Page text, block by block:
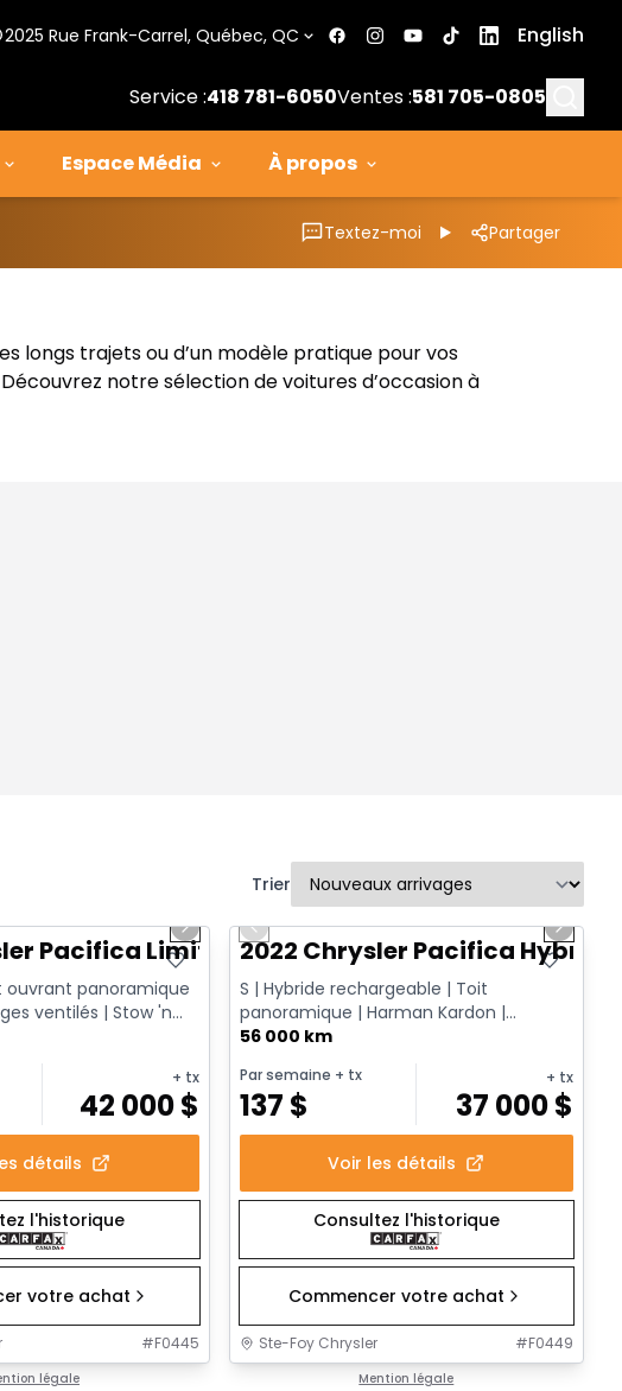
2025 Rue Frank-Carrel, Québec, QC English
Service :418 781-6050Ventes :581 705-0805
Espace Média À propos
Textez-moi Partager
longs trajets ou d’un modèle pratique pour vos
notre sélection de voitures d’occasion à
Trier
Next slide
Pacifica Limited
ouvrant panoramique
ventilés | Stow 'n
& ...
+ tx
42 000$
détails
l'historique
votre achat
#F0445
légale
Très bonne offre
Previous slide Next
2022 Chrysler Pacifica Hybrid
S | Hybride rechargeable | Toit
panoramique | Harman Kardon |
Caméra 360 | Écrans arrière Fire TV | ...
56 000 km
Par semaine + tx
137 $
+ tx
37 000$
Voir les détails
Consultez l'historique
Commencer votre achat
Ste-Foy Chrysler #F0449
Mention légale
Très bonne offre